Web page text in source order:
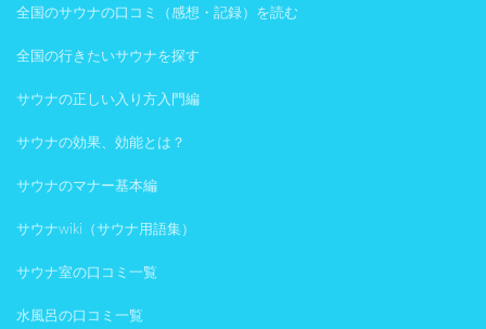
全国のサウナの口コミ（感想・記録）を読む
全国の行きたいサウナを探す
サウナの正しい入り方入門編
サウナの効果、効能とは？
サウナのマナー基本編
サウナwiki（サウナ用語集）
サウナ室の口コミ一覧
水風呂の口コミ一覧